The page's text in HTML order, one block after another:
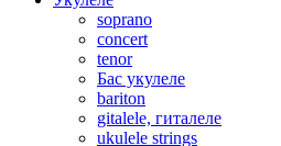
soprano
concert
tenor
Бас укулеле
bariton
gitalele, гиталеле
ukulele strings